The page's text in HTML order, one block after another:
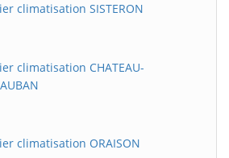
climatisation SISTERON
climatisation CHATEAU-
climatisation ORAISON